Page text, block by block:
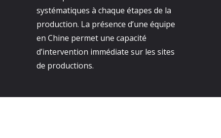
systématiques à chaque étapes de la
production. La présence d’une équipe
en Chine permet une capacité
d’intervention immédiate sur les sites
de productions.